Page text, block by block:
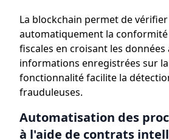
La blockchain permet de vérifier
automatiquement la
fiscales en croisant les données
informations enregistrées sur
fonctionnalité facilite la
frauduleuses.
Automatisation des
à l'aide de contrats